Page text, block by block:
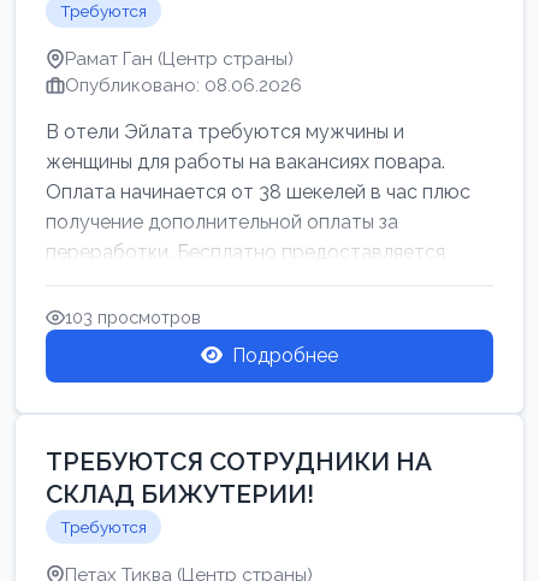
Требуются
Рамат Ган (Центр страны)
Опубликовано: 08.06.2026
В отели Эйлата требуются мужчины и
женщины для работы на вакансиях повара.
Оплата начинается от 38 шекелей в час плюс
получение дополнительной оплаты за
переработки. Бесплатно предоставляется
проживан...
103 просмотров
Подробнее
ТРЕБУЮТСЯ СОТРУДНИКИ НА
СКЛАД БИЖУТЕРИИ!
Требуются
Петах Тиква (Центр страны)